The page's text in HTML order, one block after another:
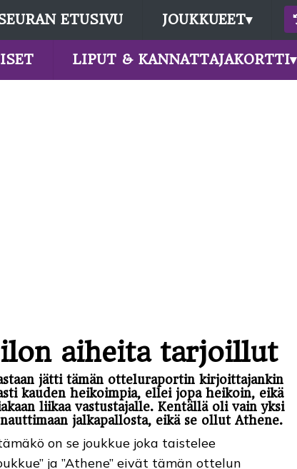
ETUSIVU JOUKKUEET▾
LIPUT & KANNATTAJAKORTTI▾
aiheita tarjoillut
jätti tämän otteluraportin kirjoittajankin
kauden heikoimpia, ellei jopa heikoin, eikä
liikaa vastustajalle. Kentällä oli vain yksi
jalkapallosta, eikä se ollut Athene.
on se joukkue joka taistelee
ja ”Athene” eivät tämän ottelun